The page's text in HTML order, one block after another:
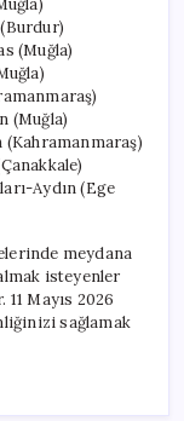
(Muğla)
(Muğla)
(Kahramanmaraş)
Aydın (Ege
meydana
isteyenler
Mayıs 2026
sağlamak